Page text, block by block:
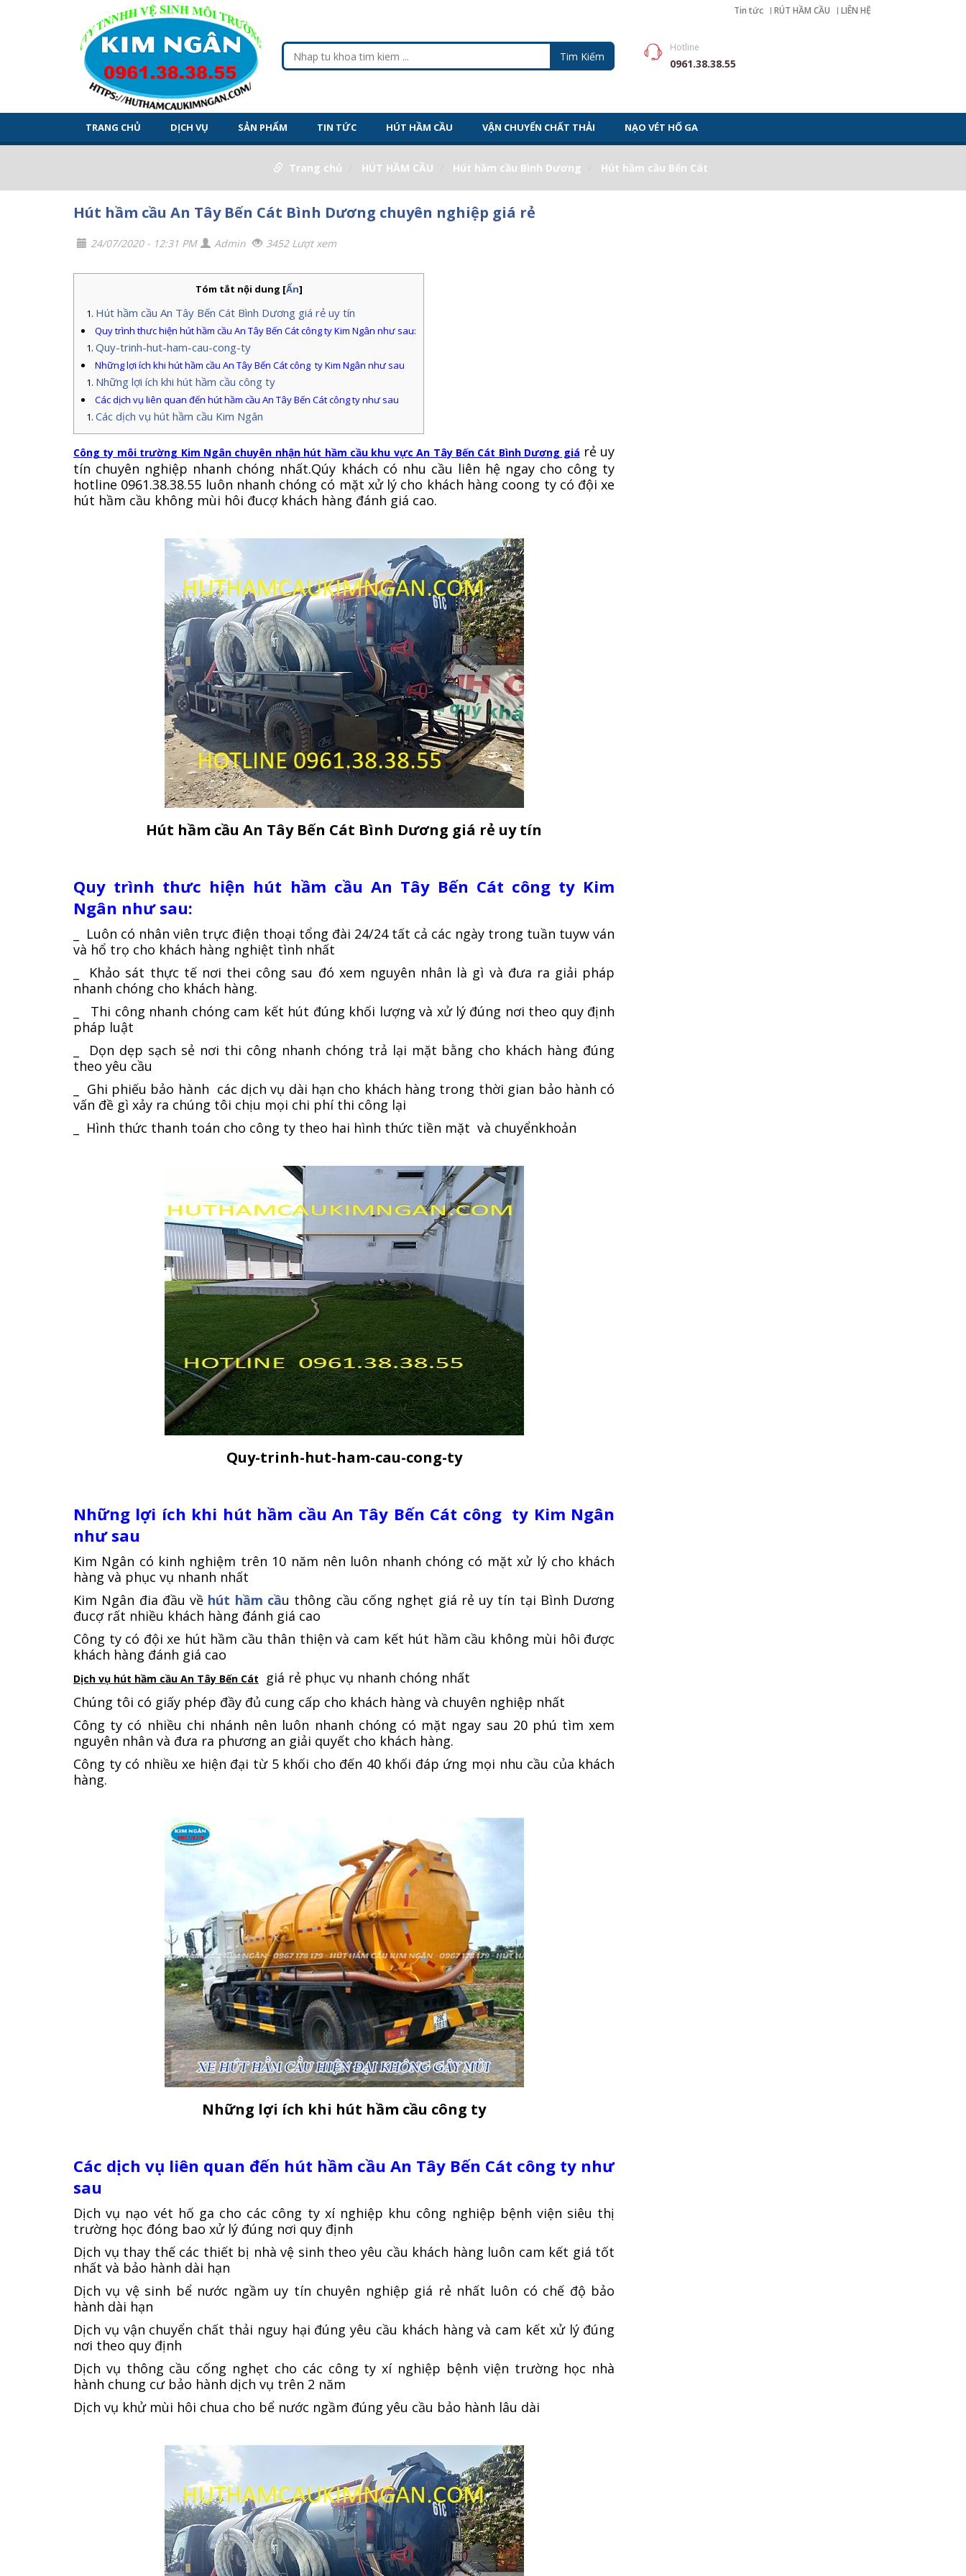
Tin tức RÚT HẦM CẦU LIÊN HỆ
Hotline
0961.38.38.55
TRANG CHỦ DỊCH VỤ SẢN PHẨM TIN TỨC HÚT HẦM CẦU VẬN CHUYỂN CHẤT THẢI NẠO VÉT HỐ GA
Trang chủ HÚT HẦM CẦU Hút hầm cầu Bình Dương Hút hầm cầu Bến Cát
Hút hầm cầu An Tây Bến Cát Bình Dương chuyên nghiệp giá rẻ
24/07/2020 - 12:31 PM Admin 3452 Lượt xem
Tóm tắt nội dung [Ẩn]
Hút hầm cầu An Tây Bến Cát Bình Dương giá rẻ uy tín
Quy trình thưc hiện hút hầm cầu An Tây Bến Cát công ty Kim Ngân như sau:
Quy-trinh-hut-ham-cau-cong-ty
Những lợi ích khi hút hầm cầu An Tây Bến Cát công ty Kim Ngân như sau
Những lợi ích khi hút hầm cầu công ty
Các dịch vụ liên quan đến hút hầm cầu An Tây Bến Cát công ty như sau
Các dịch vụ hút hầm cầu Kim Ngân
Công ty môi trường Kim Ngân chuyên nhận hút hầm cầu khu vực An Tây Bến Cát Bình Dương giá rẻ uy
tín chuyên nghiệp nhanh chóng nhất.Qúy khách có nhu cầu liên hệ ngay cho công ty
hotline 0961.38.38.55 luôn nhanh chóng có mặt xử lý cho khách hàng coong ty có đội xe
hút hầm cầu không mùi hôi đucợ khách hàng đánh giá cao.
Hút hầm cầu An Tây Bến Cát Bình Dương giá rẻ uy tín
Quy trình thưc hiện hút hầm cầu An Tây Bến Cát công ty Kim
Ngân như sau:
_ Luôn có nhân viên trực điện thoại tổng đài 24/24 tất cả các ngày trong tuần tuyw ván
và hổ trọ cho khách hàng nghiệt tình nhất
_ Khảo sát thực tế nơi thei công sau đó xem nguyên nhân là gì và đưa ra giải pháp
nhanh chóng cho khách hàng.
_ Thi công nhanh chóng cam kết hút đúng khối lượng và xử lý đúng nơi theo quy định
pháp luật
_ Dọn dẹp sạch sẻ nơi thi công nhanh chóng trả lại mặt bằng cho khách hàng đúng
theo yêu cầu
_ Ghi phiếu bảo hành các dịch vụ dài hạn cho khách hàng trong thời gian bảo hành có
vấn đề gì xảy ra chúng tôi chịu mọi chi phí thi công lại
_ Hình thức thanh toán cho công ty theo hai hình thức tiền mặt và chuyểnkhoản
Quy-trinh-hut-ham-cau-cong-ty
Những lợi ích khi hút hầm cầu An Tây Bến Cát công ty Kim Ngân
như sau
Kim Ngân có kinh nghiệm trên 10 năm nên luôn nhanh chóng có mặt xử lý cho khách
hàng và phục vụ nhanh nhất
Kim Ngân đia đầu về hút hầm cầu thông cầu cống nghẹt giá rẻ uy tín tại Bình Dương
đucợ rất nhiều khách hàng đánh giá cao
Công ty có đội xe hút hầm cầu thân thiện và cam kết hút hầm cầu không mùi hôi được
khách hàng đánh giá cao
Dịch vụ hút hầm cầu An Tây Bến Cát
giá rẻ phục vụ nhanh chóng nhất
Chúng tôi có giấy phép đầy đủ cung cấp cho khách hàng và chuyên nghiệp nhất
Công ty có nhiều chi nhánh nên luôn nhanh chóng có mặt ngay sau 20 phú tìm xem
nguyên nhân và đưa ra phương an giải quyết cho khách hàng.
Công ty có nhiều xe hiện đại từ 5 khối cho đến 40 khối đáp ứng mọi nhu cầu của khách
hàng.
Những lợi ích khi hút hầm cầu công ty
Các dịch vụ liên quan đến hút hầm cầu An Tây Bến Cát công ty như
sau
Dịch vụ nạo vét hố ga cho các công ty xí nghiệp khu công nghiệp bệnh viện siêu thị
trường học đóng bao xử lý đúng nơi quy định
Dịch vụ thay thế các thiết bị nhà vệ sinh theo yêu cầu khách hàng luôn cam kết giá tốt
nhất và bảo hành dài hạn
Dịch vụ vệ sinh bể nước ngầm uy tín chuyên nghiệp giá rẻ nhất luôn có chế độ bảo
hành dài hạn
Dịch vụ vận chuyển chất thải nguy hại đúng yêu cầu khách hàng và cam kết xử lý đúng
nơi theo quy định
Dịch vụ thông cầu cống nghẹt cho các công ty xí nghiệp bệnh viện trường học nhà
hành chung cư bảo hành dịch vụ trên 2 năm
Dịch vụ khử mùi hôi chua cho bể nước ngầm đúng yêu cầu bảo hành lâu dài